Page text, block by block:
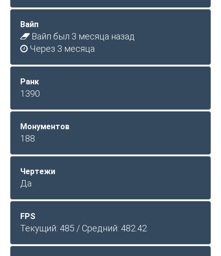
Вайп
Вайп был 3 месяца назад
Через 3 месяца
Ранк
1390
Монументов
188
Чертежи
Да
FPS
Текущий: 485 / Средний: 482.42